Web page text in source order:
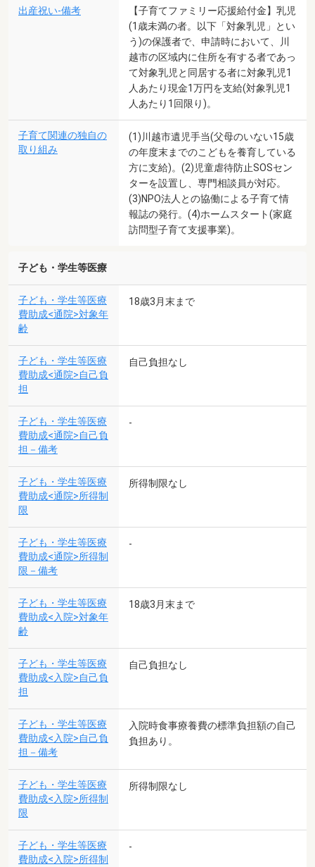
出産祝い-備考
【子育てファミリー応援給付金】乳児
(1歳未満の者。以下「対象乳児」とい
う)の保護者で、申請時において、川
越市の区域内に住所を有する者であっ
て対象乳児と同居する者に対象乳児1
人あたり現金1万円を支給(対象乳児1
人あたり1回限り)。
子育て関連の独自の
取り組み
(1)川越市遺児手当(父母のいない15歳
の年度末までのこどもを養育している
方に支給)。(2)児童虐待防止SOSセン
ターを設置し、専門相談員が対応。
(3)NPO法人との協働による子育て情
報誌の発行。(4)ホームスタート(家庭
訪問型子育て支援事業)。
子ども・学生等医療
子ども・学生等医療
費助成<通院>対象年
齢
18歳3月末まで
子ども・学生等医療
費助成<通院>自己負
担
自己負担なし
子ども・学生等医療
費助成<通院>自己負
担－備考
-
子ども・学生等医療
費助成<通院>所得制
限
所得制限なし
子ども・学生等医療
費助成<通院>所得制
限－備考
-
子ども・学生等医療
費助成<入院>対象年
齢
18歳3月末まで
子ども・学生等医療
費助成<入院>自己負
担
自己負担なし
子ども・学生等医療
費助成<入院>自己負
担－備考
入院時食事療養費の標準負担額の自己
負担あり。
子ども・学生等医療
費助成<入院>所得制
限
所得制限なし
子ども・学生等医療
費助成<入院>所得制
-